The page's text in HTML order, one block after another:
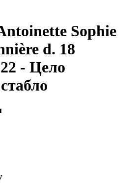
Sophie
d. 18
- Цело